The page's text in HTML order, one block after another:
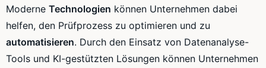
Moderne Technologien können Unternehmen dabei
helfen, den Prüfprozess zu optimieren und zu
automatisieren. Durch den Einsatz von Datenanalyse-
Tools und KI-gestützten Lösungen können Unternehmen